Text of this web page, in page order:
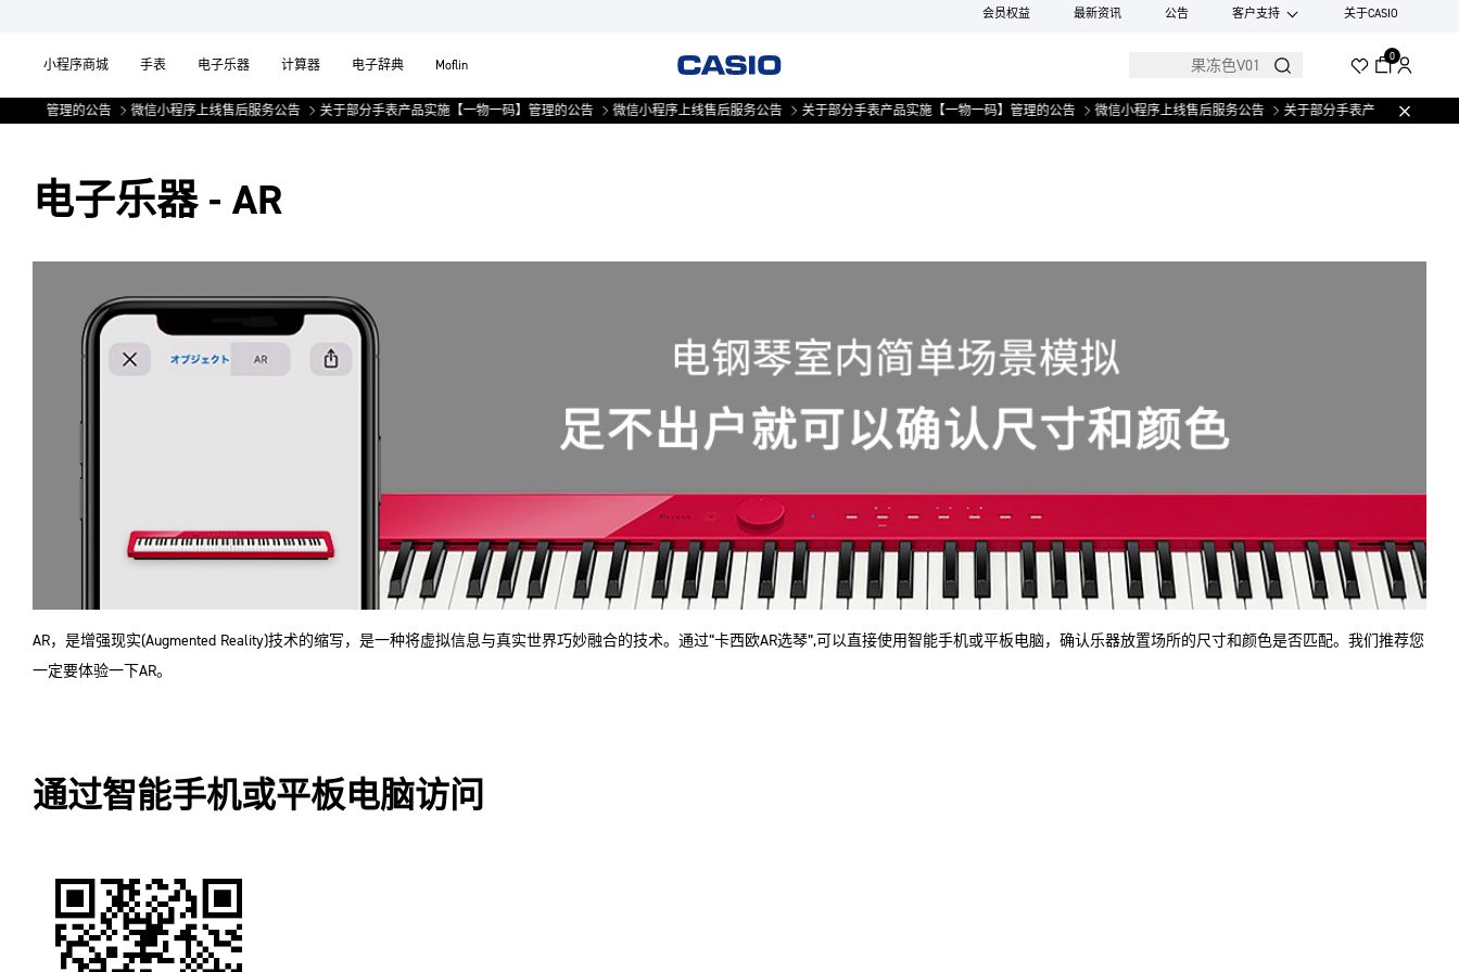
会员权益 最新资讯 公告 客户支持 关于CASIO
小程序商城 手表 电子乐器 计算器 电子辞典 Moflin
0
理的公告 微信小程序上线售后服务公告 关于部分手表产品实施【一物一码】管理的公告 微信小程序上线售后服务公告 关于部分手表产品实施【一物一码】管理的公告 微信小程序上线售后服务公告 关于部分手表产品实施【一物一码】
电子乐器 - AR
AR，是增强现实(Augmented Reality)技术的缩写，是一种将虚拟信息与真实世界巧妙融合的技术。通过“卡西欧AR选琴”,可以直接使用智能手机或平板电脑，确认乐器放置场所的尺寸和颜色是否匹配。我们推荐您
一定要体验一下AR。
通过智能手机或平板电脑访问